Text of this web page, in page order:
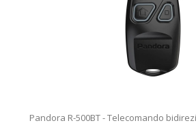
Pandora R-500BT - Telecomando